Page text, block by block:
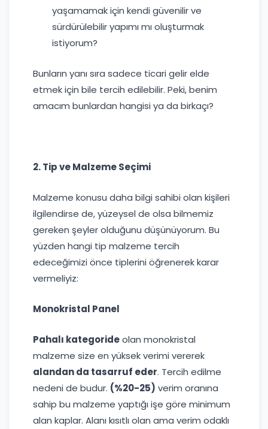
yaşamamak için kendi güvenilir ve
sürdürülebilir yapımı mı oluşturmak
istiyorum?
Bunların yanı sıra sadece ticari gelir elde
etmek için bile tercih edilebilir. Peki, benim
amacım bunlardan hangisi ya da birkaçı?
2. Tip ve Malzeme Seçimi
Malzeme konusu daha bilgi sahibi olan kişileri
ilgilendirse de, yüzeysel de olsa bilmemiz
gereken şeyler olduğunu düşünüyorum. Bu
yüzden hangi tip malzeme tercih
edeceğimizi önce tiplerini öğrenerek karar
vermeliyiz:
Monokristal Panel
Pahalı kategorideolan monokristal
malzeme size en yüksek verimi vererek
alandan da tasarruf eder. Tercih edilme
nedeni de budur. (%20-25) verim oranına
sahip bu malzeme yaptığı işe göre minimum
alan kaplar. Alanı kısıtlı olan ama verim odaklı